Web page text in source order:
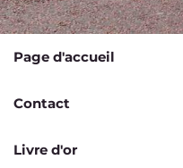
Page d'accueil
Contact
Livre d'or